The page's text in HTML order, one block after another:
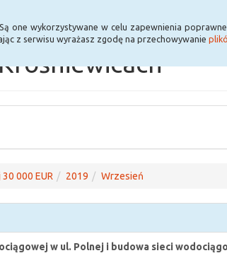
wykorzystywane w celu zapewnienia
z serwisu wyrażasz zgodę na przechowywanie
000 EUR 2019 Wrzesień
w ul. Polnej i budowa sieci